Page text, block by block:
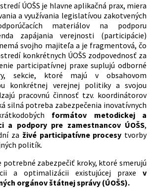
ÚOŠS je hlavne aplikačná prax, miera
a využívania legislatívou zakotvených
materiálov na podporu
zapájania verejnosti (participácie)
svojho majiteľa a je fragmentová, čo
konkrétnych ÚOŠS zodpovednosť za
participatívnej praxe suplujú odborné
sekcie, ktoré majú v obsahovom
konkrétnej verejnej politiky a svojou
pracovnú činnosť tzv. koordinátorov
silná potreba zabezpečenia inovatívnych
formátov metodickej a
a podpory pre zamestnancov ÚOŠS,
za živé participatívne procesy tvorby
politík.
potrebné zabezpečiť kroky, ktoré smerujú
a optimalizácii existujúcej praxe v
orgánov štátnej správy (ÚOŠS).